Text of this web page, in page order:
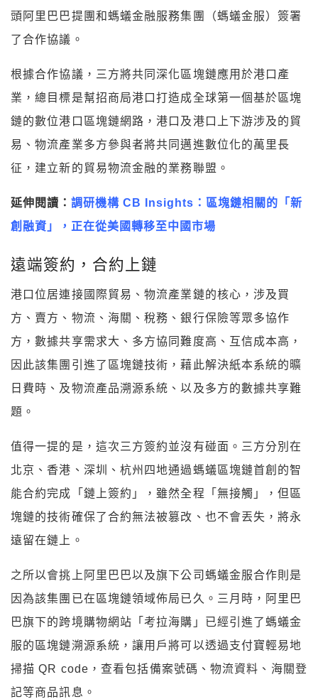
頭阿里巴巴提團和螞蟻金融服務集團（螞蟻金服）簽署
了合作協議。
根據合作協議，三方將共同深化區塊鏈應用於港口產
業，總目標是幫招商局港口打造成全球第一個基於區塊
鏈的數位港口區塊鏈網路，港口及港口上下游涉及的貿
易、物流產業多方參與者將共同邁進數位化的萬里長
征，建立新的貿易物流金融的業務聯盟。
延伸閱讀： 調研機構 CB Insights：區塊鏈相關的「新
創融資」，正在從美國轉移至中國市場
遠端簽約，合約上鏈
港口位居連接國際貿易、物流產業鏈的核心，涉及買
方、賣方、物流、海關、稅務、銀行保險等眾多協作
方，數據共享需求大、多方協同難度高、互信成本高，
因此該集團引進了區塊鏈技術，藉此解決紙本系統的曠
日費時、及物流產品溯源系統、以及多方的數據共享難
題。
值得一提的是，這次三方簽約並沒有碰面。三方分別在
北京、香港、深圳、杭州四地通過螞蟻區塊鏈首創的智
能合約完成「鏈上簽約」，雖然全程「無接觸」，但區
塊鏈的技術確保了合約無法被篡改、也不會丟失，將永
遠留在鏈上。
之所以會挑上阿里巴巴以及旗下公司螞蟻金服合作則是
因為該集團已在區塊鏈領域佈局已久。三月時，阿里巴
巴旗下的跨境購物網站「考拉海購」已經引進了螞蟻金
服的區塊鏈溯源系統，讓用戶將可以透過支付寶輕易地
掃描 QR code，查看包括備案號碼、物流資料、海關登
記等商品訊息。